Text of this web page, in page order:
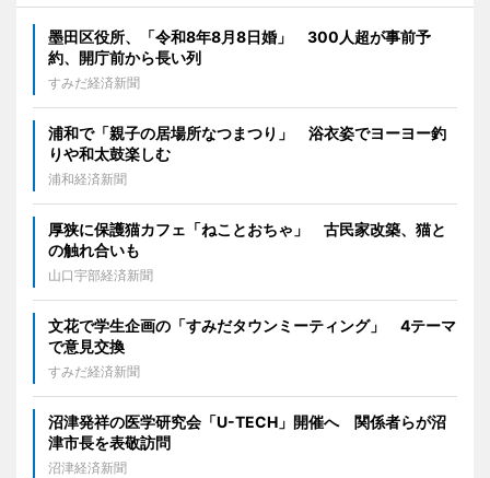
墨田区役所、「令和8年8月8日婚」 300人超が事前予
約、開庁前から長い列
すみだ経済新聞
浦和で「親子の居場所なつまつり」 浴衣姿でヨーヨー釣
りや和太鼓楽しむ
浦和経済新聞
厚狭に保護猫カフェ「ねことおちゃ」 古民家改築、猫と
の触れ合いも
山口宇部経済新聞
文花で学生企画の「すみだタウンミーティング」 4テーマ
で意見交換
すみだ経済新聞
沼津発祥の医学研究会「U-TECH」開催へ 関係者らが沼
津市長を表敬訪問
沼津経済新聞